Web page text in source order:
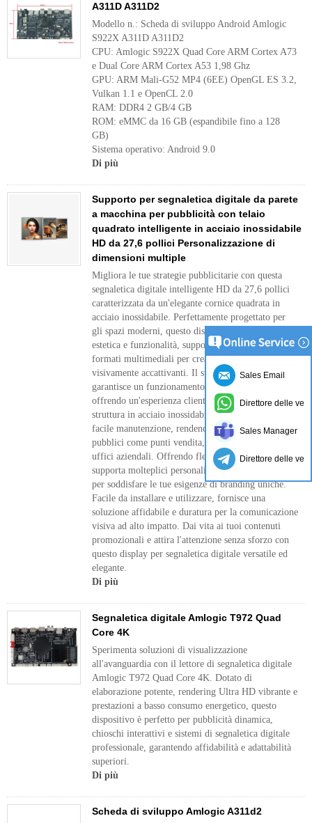
A311D A311D2
Modello n.: Scheda di sviluppo Android Amlogic
S922X A311D A311D2
CPU: Amlogic S922X Quad Core ARM Cortex A73
e Dual Core ARM Cortex A53 1,98 Ghz
GPU: ARM Mali-G52 MP4 (6EE) OpenGL ES 3.2,
Vulkan 1.1 e OpenCL 2.0
RAM: DDR4 2 GB/4 GB
ROM: eMMC da 16 GB (espandibile fino a 128
GB)
Sistema operativo: Android 9.0
Di più
Supporto per segnaletica digitale da parete
a macchina per pubblicità con telaio
quadrato intelligente in acciaio inossidabile
HD da 27,6 pollici Personalizzazione di
dimensioni multiple
Migliora le tue strategie pubblicitarie con questa
segnaletica digitale intelligente HD da 27,6 pollici
caratterizzata da un'elegante cornice quadrata in
acciaio inossidabile. Perfettamente progettato per
gli spazi moderni, questo display a parete combina
estetica e funzionalità, supportando una varietà di
formati multimediali per creare contenuti
visivamente accattivanti. Il suo sistema intelligente
garantisce un funzionamento senza interruzioni,
offrendo un'esperienza cliente migliorata. La
struttura in acciaio inossidabile garantisce durata e
facile manutenzione, rendendolo ideale per spazi
pubblici come punti vendita, hotel, ristoranti e
uffici aziendali. Offrendo flessibilità, la segnaletica
supporta molteplici personalizzazioni di dimensioni
per soddisfare le tue esigenze di branding uniche.
Facile da installare e utilizzare, fornisce una
soluzione affidabile e duratura per la comunicazione
visiva ad alto impatto. Dai vita ai tuoi contenuti
promozionali e attira l'attenzione senza sforzo con
questo display per segnaletica digitale versatile ed
elegante.
Di più
Segnaletica digitale Amlogic T972 Quad
Core 4K
Sperimenta soluzioni di visualizzazione
all'avanguardia con il lettore di segnaletica digitale
Amlogic T972 Quad Core 4K. Dotato di
elaborazione potente, rendering Ultra HD vibrante e
prestazioni a basso consumo energetico, questo
dispositivo è perfetto per pubblicità dinamica,
chioschi interattivi e sistemi di segnaletica digitale
professionale, garantendo affidabilità e adattabilità
superiori.
Di più
Scheda di sviluppo Amlogic A311d2
Sales Email
Direttore delle
Sales Manager
Direttore delle